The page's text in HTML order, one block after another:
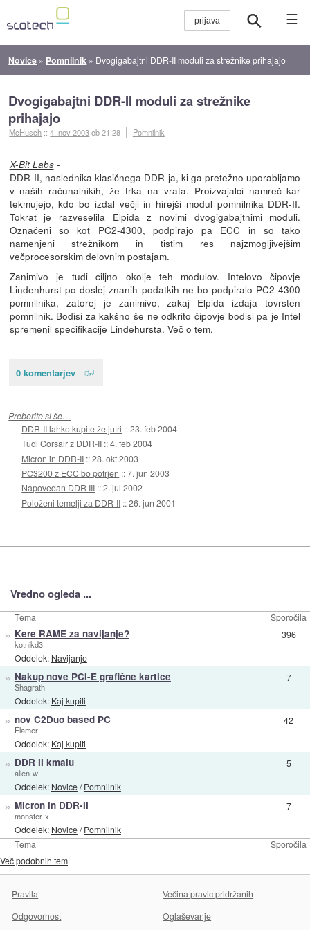
☰
Novice » Pomnilnik » Dvogigabajtni DDR-II moduli za strežnike prihajajo
Dvogigabajtni DDR-II moduli za strežnike
prihajajo
McHusch ::4. nov 2003ob 21:28 Pomnilnik
X-Bit Labs-
DDR-II, naslednika klasičnega DDR-ja, ki ga pretežno uporabljamo
v naših računalnikih, že trka na vrata. Proizvajalci namreč kar
tekmujejo, kdo bo izdal večji in hirejši modul pomnilnika DDR-II.
Tokrat je razveselila Elpida z novimi dvogigabajtnimi moduli.
Označeni so kot PC2-4300, podpirajo pa ECC in so tako
namenjeni strežnikom in tistim res najzmogljivejšim
večprocesorskim delovnim postajam.
Zanimivo je tudi ciljno okolje teh modulov. Intelovo čipovje
Lindenhurst po doslej znanih podatkih ne bo podpiralo PC2-4300
pomnilnika, zatorej je zanimivo, zakaj Elpida izdaja tovrsten
pomnilnik. Bodisi za kakšno še ne odkrito čipovje bodisi pa je Intel
spremenil specifikacije Lindehursta. Več o tem.
0 komentarjev
Preberite si še…
DDR-II lahko kupite že jutri ::23. feb 2004
Tudi Corsair z DDR-II ::4. feb 2004
Micron in DDR-II ::28. okt 2003
PC3200 z ECC bo potrjen ::7. jun 2003
Napovedan DDR III ::2. jul 2002
Položeni temelji za DDR-II ::26. jun 2001
Vredno ogleda ...
Tema Sporočila
Tema Sporočila
» Kere RAME za navijanje?
kotnikd3
Oddelek: Navijanje
396
» Nakup nove PCI-E grafične kartice
Shagrath
Oddelek: Kaj kupiti
7
» nov C2Duo based PC
Flamer
Oddelek: Kaj kupiti
42
» DDR II kmalu
alien-w
Oddelek: Novice/Pomnilnik
5
» Micron in DDR-II
monster-x
Oddelek: Novice/Pomnilnik
7
Več podobnih tem
Pravila
Večina pravic pridržanih
Odgovornost
Oglaševanje